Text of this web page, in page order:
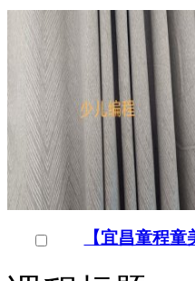
【宜昌童程童
课程标题
编程信息
牌，形成